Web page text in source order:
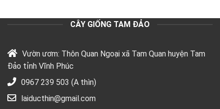
CÂY GIỐNG TAM ĐẢO
Vườn ươm: Thôn Quan Ngoại xã Tam Quan huyện Tam
Đảo tỉnh Vĩnh Phúc
0967 239 503 (A thìn)
laiducthin@gmail.com